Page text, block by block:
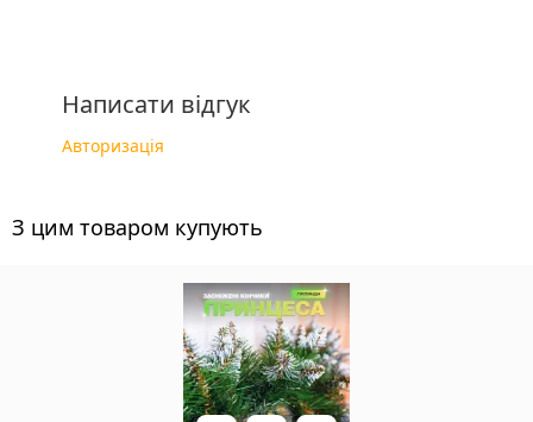
Написати відгук
Авторизація
З цим товаром купують